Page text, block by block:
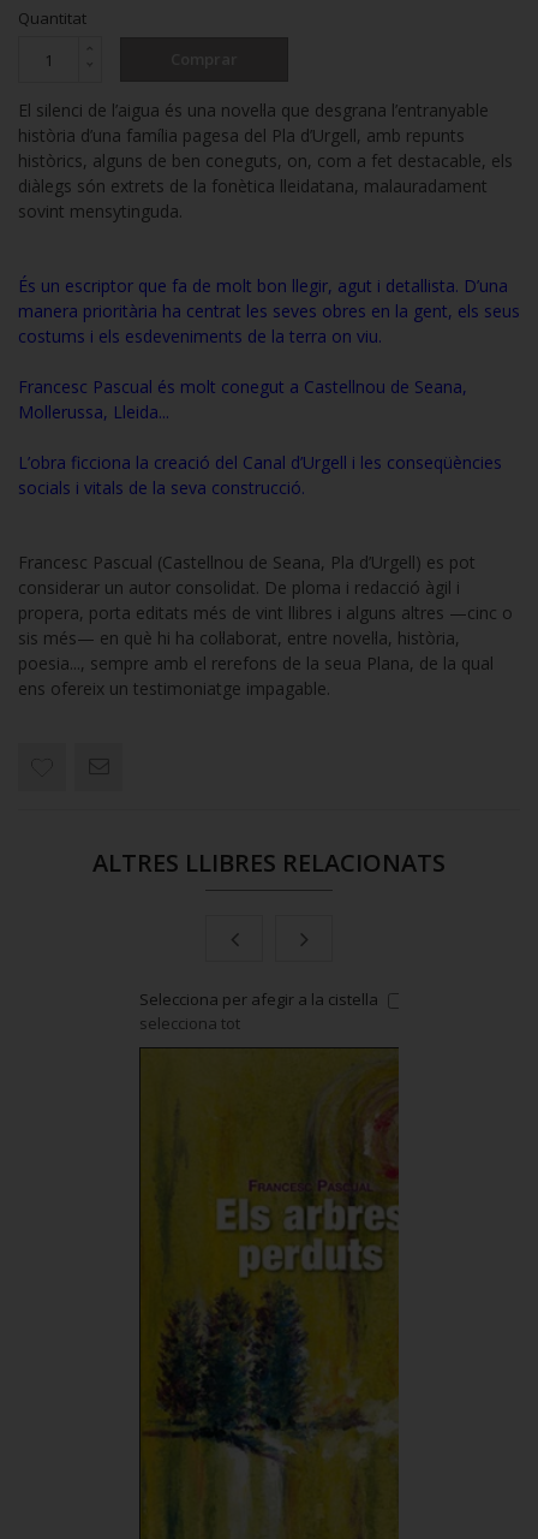
Quantitat
El silenci de l’aigua és una novel·la que desgrana l’entranyable
història d’una família pagesa del Pla d’Urgell, amb repunts
històrics, alguns de ben coneguts, on, com a fet destacable, els
diàlegs són extrets de la fonètica lleidatana, malauradament
sovint mensytinguda.
És un escriptor que fa de molt bon llegir, agut i detallista. D’una
manera prioritària ha centrat les seves obres en la gent, els seus
costums i els esdeveniments de la terra on viu.
Francesc Pascual és molt conegut a Castellnou de Seana,
Mollerussa, Lleida...
L’obra ficciona la creació del Canal d’Urgell i les conseqüències
socials i vitals de la seva construcció.
Francesc Pascual (Castellnou de Seana, Pla d’Urgell) es pot
considerar un autor consolidat. De ploma i redacció àgil i
propera, porta editats més de vint llibres i alguns altres —cinc o
sis més— en què hi ha col·laborat, entre novel·la, història,
poesia..., sempre amb el rerefons de la seua Plana, de la qual
ens ofereix un testimoniatge impagable.
ALTRES LLIBRES RELACIONATS
Selecciona per afegir a la cistella
selecciona tot